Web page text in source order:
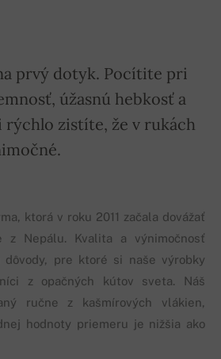
prvý dotyk. Pocítite pri
úžasnú hebkosť a
zistíte, že v rukách
ktorá v roku 2011 začala dovážať
z Nepálu. Kvalita a výnimočnosť
dôvody, pre ktoré si naše výrobky
z opačných kútov sveta. Náš
ručne z kašmírových vlákien,
hodnoty priemeru je nižšia ako